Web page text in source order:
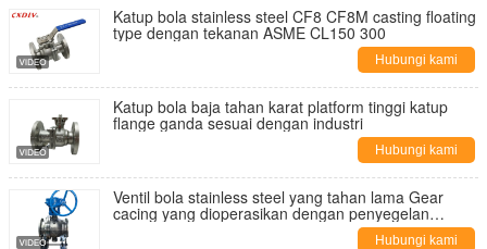
Katup bola stainless steel CF8 CF8M casting floating
type dengan tekanan ASME CL150 300
Hubungi kami
Katup bola baja tahan karat platform tinggi katup
flange ganda sesuai dengan industri
Hubungi kami
Ventil bola stainless steel yang tahan lama Gear
cacing yang dioperasikan dengan penyegelan
Hubungi kami